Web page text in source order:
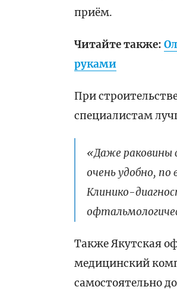
приём.
Читайте также:
руками
При
специалистам
«Даже раковины
очень удобно,
Клинико-
Также Якутская
медицинский
самостоятельно